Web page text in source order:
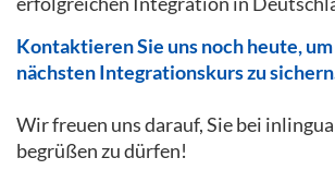
Kontaktieren Sie uns noch heute,
nächsten Integrationskurs zu
Wir freuen uns darauf, Sie bei
begrüßen zu dürfen!